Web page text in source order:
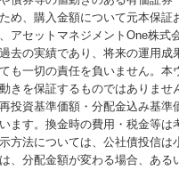
め、購入金額について元本保証
アセットマネジメントOne株
去の実績であり、将来の運用
も一切の責任を負いません。
きを保証するものではありませ
投資基準価額・分配金込み基
ます。換金時の費用・税金等
方法については、公社債投信
、分配金額が変わる場合、あ